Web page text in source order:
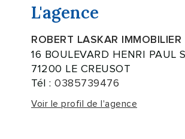
L'agence
ROBERT LASKAR IMMOBILIER
16 BOULEVARD HENRI PAUL
71200 LE CREUSOT
Tél : 0385739476
Voir le profil de l'agence